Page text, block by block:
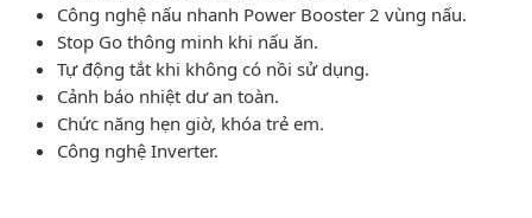
Công nghệ nấu nhanh Power Booster 2 vùng nấu.
Stop Go thông minh khi nấu ăn.
Tự động tắt khi không có nồi sử dụng.
Cảnh báo nhiệt dư an toàn.
Chức năng hẹn giờ, khóa trẻ em.
Công nghệ Inverter.